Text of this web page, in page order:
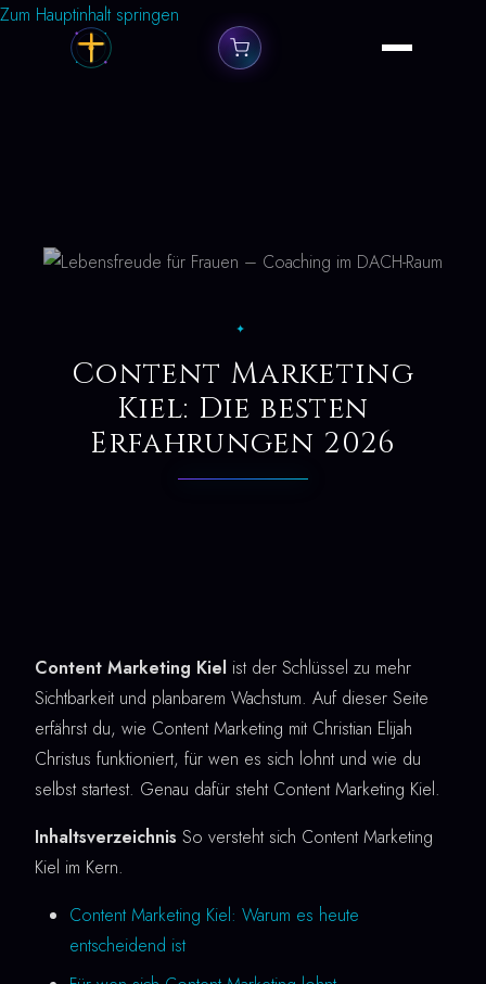
Zum Hauptinhalt springen
✦
Content Marketing
Kiel: Die besten
Erfahrungen 2026
Content Marketing Kiel ist der Schlüssel zu mehr
Sichtbarkeit und planbarem Wachstum. Auf dieser Seite
erfährst du, wie Content Marketing mit Christian Elijah
Christus funktioniert, für wen es sich lohnt und wie du
selbst startest. Genau dafür steht Content Marketing Kiel.
Inhaltsverzeichnis So versteht sich Content Marketing
Kiel im Kern.
Content Marketing Kiel: Warum es heute
entscheidend ist